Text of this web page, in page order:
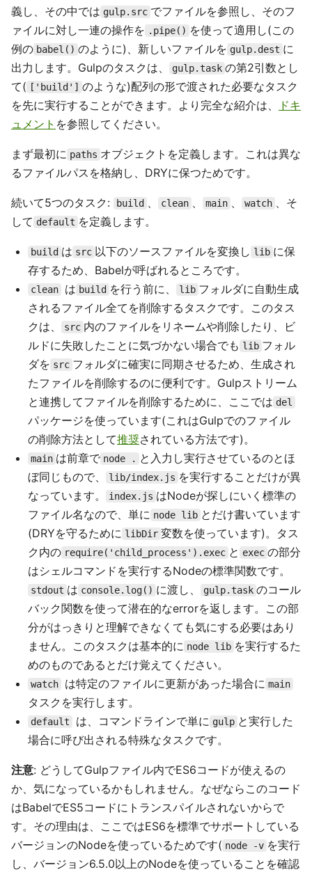
義し、その中では gulp.src でファイルを参照し、そのフ
ァイルに対し一連の操作を .pipe() を使って適用し(この
例の babel() のように)、新しいファイルを gulp.dest に
出力します。Gulpのタスクは、
gulp.task の第2引数とし
て( ['build'] のような)配列の形で渡された必要なタスク
を先に実行することができます。より完全な紹介は、
ドキ
ュメント を参照してください。
まず最初に paths オブジェクトを定義します。これは異な
るファイルパスを格納し、DRYに保つためです。
続いて5つのタスク: build 、 clean 、 main 、 watch 、そ
して default を定義します。
build は src 以下のソースファイルを変換し lib に保
存するため、Babelが呼ばれるところです。
clean は build を行う前に、 lib フォルダに自動生成
されるファイル全てを削除するタスクです。このタス
クは、
src 内のファイルをリネームや削除したり、ビ
ルドに失敗したことに気づかない場合でも lib フォル
ダを src フォルダに確実に同期させるため、生成され
たファイルを削除するのに便利です。Gulpストリーム
と連携してファイルを削除するために、ここでは del
パッケージを使っています(これはGulpでのファイル
の削除方法として推奨されている方法です)。
main は前章で node . と入力し実行させているのとほ
ぼ同じもので、
lib/index.js を実行することだけが異
なっています。
index.js はNodeが探しにいく標準の
ファイル名なので、単に node lib とだけ書いています
(DRYを守るために libDir 変数を使っています)。タス
ク内の require('child_process').exec と exec の部分
はシェルコマンドを実行するNodeの標準関数です。
stdout は console.log() に渡し、 gulp.task のコール
バック関数を使って潜在的なerrorを返します。この部
分がはっきりと理解できなくても気にする必要はあり
ません。このタスクは基本的に node lib を実行するた
めのものであるとだけ覚えてください。
watch は特定のファイルに更新があった場合に main
タスクを実行します。
default は、コマンドラインで単に gulp と実行した
場合に呼び出される特殊なタスクです。
注意: どうしてGulpファイル内でES6コードが使えるの
か、気になっているかもしれません。なぜならこのコード
はBabelでES5コードにトランスパイルされないからで
す。その理由は、ここではES6を標準でサポートしている
バージョンのNodeを使っているためです( node -v を実行
し、バージョン6.5.0以上のNodeを使っていることを確認